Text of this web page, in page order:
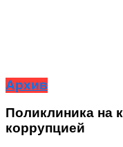
Архив
Поликлиника на
коррупцией